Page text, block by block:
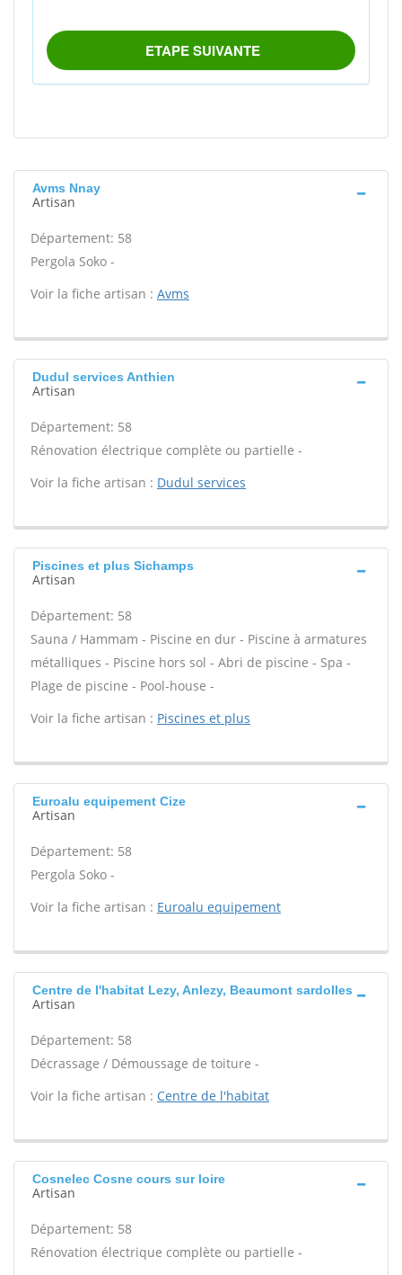
Avms Nnay
Artisan
Département: 58
Pergola Soko -
Voir la fiche artisan : Avms
Dudul services Anthien
Artisan
Département: 58
Rénovation électrique complète ou partielle -
Voir la fiche artisan : Dudul services
Piscines et plus Sichamps
Artisan
Département: 58
Sauna / Hammam - Piscine en dur - Piscine à armatures
métalliques - Piscine hors sol - Abri de piscine - Spa -
Plage de piscine - Pool-house -
Voir la fiche artisan : Piscines et plus
Euroalu equipement Cize
Artisan
Département: 58
Pergola Soko -
Voir la fiche artisan : Euroalu equipement
Centre de l'habitat Lezy, Anlezy, Beaumont sardolles
Artisan
Département: 58
Décrassage / Démoussage de toiture -
Voir la fiche artisan : Centre de l'habitat
Cosnelec Cosne cours sur loire
Artisan
Département: 58
Rénovation électrique complète ou partielle -